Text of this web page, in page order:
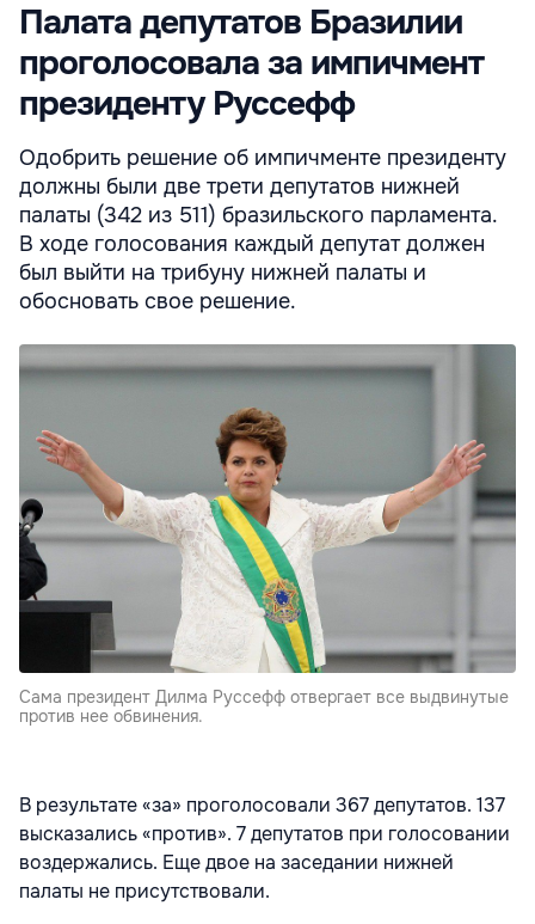
Палата депутатов Бразилии
проголосовала за импичмент
президенту Руссефф
Одобрить решение об импичменте президенту
должны были две трети депутатов нижней
палаты (342 из 511) бразильского парламента.
В ходе голосования каждый депутат должен
был выйти на трибуну нижней палаты и
обосновать свое решение.
Сама президент Дилма Руссефф отвергает все выдвинутые
против нее обвинения.
В результате «за» проголосовали 367 депутатов. 137
высказались «против». 7 депутатов при голосовании
воздержались. Еще двое на заседании нижней
палаты не присутствовали.